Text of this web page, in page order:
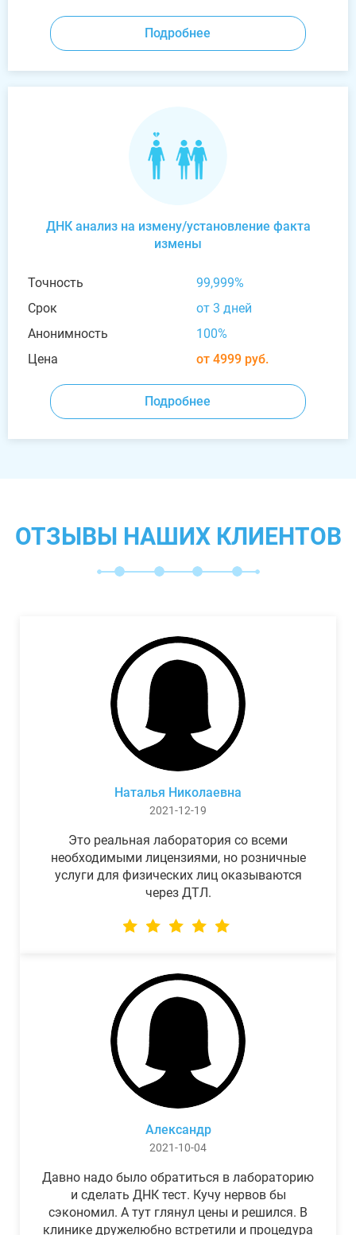
Подробнее
ДНК анализ на измену/установление факта
измены
Точность
99,999%
Срок
от 3 дней
Анонимность
100%
Цена
от 4999 руб.
Подробнее
ОТЗЫВЫ НАШИХ КЛИЕНТОВ
Наталья Николаевна
2021-12-19
Это реальная лаборатория со всеми
необходимыми лицензиями, но розничные
услуги для физических лиц оказываются
через ДТЛ.
Александр
2021-10-04
Давно надо было обратиться в лабораторию
и сделать ДНК тест. Кучу нервов бы
сэкономил. А тут глянул цены и решился. В
клинике дружелюбно встретили и процедура